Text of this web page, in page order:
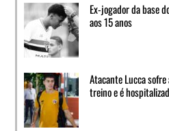
Ex-jogador da base
aos 15 anos
Atacante Lucca
treino e é